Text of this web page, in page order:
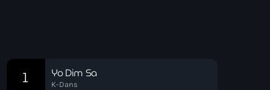
1 Yo Dim Sa
K-Dans